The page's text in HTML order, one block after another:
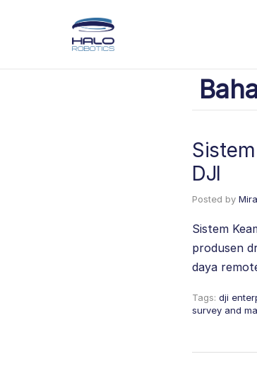
DJI
Posted by Mira
Sistem
produsen
daya
Tags: dji
survey and